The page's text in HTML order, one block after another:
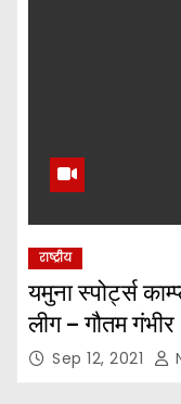
राष्ट्रीय
यमुना स्पोर्ट्स
लीग – गौतम गंभीर
Sep 12, 2021